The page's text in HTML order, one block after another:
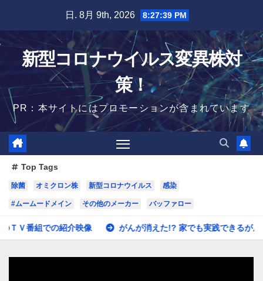
content
日. 8月 9th, 2026 8:27:40 PM
新型コロナウイルス変異株対
策！
PR：本サイトにはプロモーションが含まれています
Top Tags
除菌 オミクロン株 新型コロナウイルス 感染
#ムームードメイン その他のメーカー バッファロー
紹介映像 がんが消えた!? 家でも実践できるがんの治療・予防